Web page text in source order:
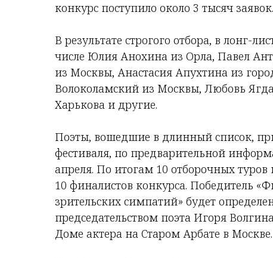
конкурс поступило около 3 тысяч заявок.
В результате строгого отбора, в лонг-
числе Юлия Анохина из Орла, Павел
из Москвы, Анастасия Апухтина из
Волоколамский из Москвы, Любовь
Харькова и другие.
Поэты, вошедшие в длинный список,
фестиваля, по предварительной
апреля. По итогам 10 отборочных
10 финалистов конкурса. Победитель
зрительских симпатий» будет
председательством поэта Игоря
Доме актера на Старом Арбате в Москве.